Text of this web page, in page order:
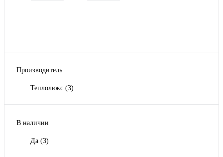
Производитель
Теплолюкс (3)
В наличии
Да (3)